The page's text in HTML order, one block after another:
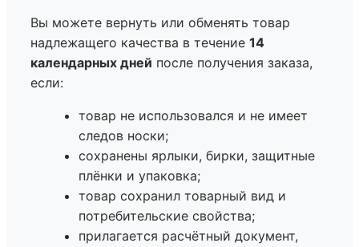
Вы можете вернуть или обменять товар
надлежащего качества в течение 14
календарных дней после получения заказа,
если:
товар не использовался и не имеет
следов носки;
сохранены ярлыки, бирки, защитные
плёнки и упаковка;
товар сохранил товарный вид и
потребительские свойства;
прилагается расчётный документ,